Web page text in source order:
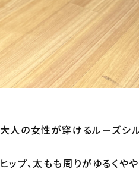
大人の女性が穿けるルーズシ
ヒップ、太もも周りがゆるくや